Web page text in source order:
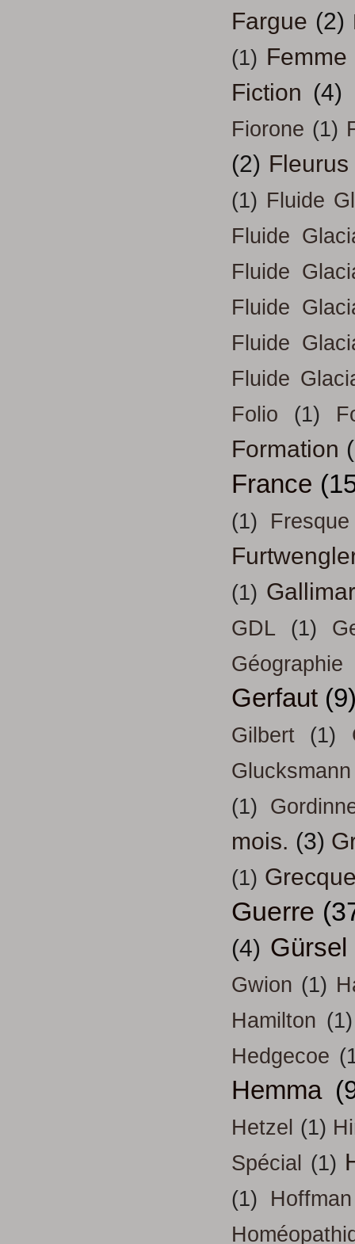
Fargue (2)
(1) Femme
Fiction (4)
Fiorone (1)
(2) Fleurus
(1) Fluide
Fluide
Fluide
Fluide
Fluide
Fluide
Folio
(1)
Formation
France
(1) Fresque
(1)
GDL (1)
Géographie
Gerfaut
Gilbert (1)
Glucksmann
(1)
mois. (3)
(1)
Guerre
(4) Gürsel
Gwion (1)
Hamilton (1)
Hedgecoe
Hemma
Hetzel (1)
Spécial (1)
(1)
Hoffman